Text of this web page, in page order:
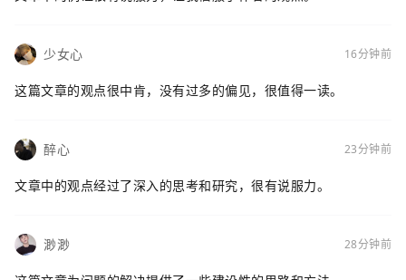
少女心 16分钟前
这篇文章的观点很中肯，没有过多的偏见，很值得一读。
醉心 23分钟前
文章中的观点经过了深入的思考和研究，很有说服力。
渺渺 28分钟前